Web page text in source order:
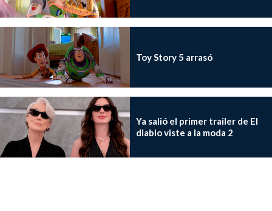
Toy Story 5 arrasó
Ya salió el primer trailer de El
diablo viste a la moda 2